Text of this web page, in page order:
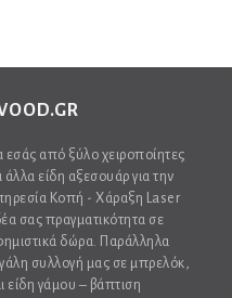
εσάς από ξύλο χειροποίητες
είδη αξεσουάρ για την
Κοπή - Χάραξη Laser
σας πραγματικότητα σε
δώρα. Παράλληλα
συλλογή μας σε μπρελόκ,
είδη γάμου – βάπτιση